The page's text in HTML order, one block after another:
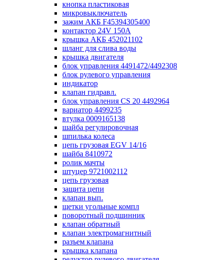
кнопка пластиковая
микровыключатель
зажим АКБ F45394305400
контактор 24V 150A
крышка АКБ 452021102
шланг для слива воды
крышка двигателя
блок управления 4491472/4492308
блок рулевого управления
индикатор
клапан гидравл.
блок управления СS 20 4492964
вариатор 4499235
втулка 0009165138
шайба регулировочная
шпилька колеса
цепь грузовая EGV 14/16
шайба 8410972
ролик мачты
штуцер 9721002112
цепь грузовая
защита цепи
клапан вып.
щетки угольные компл
поворотный подшинник
клапан обратный
клапан электромагнитный
разъем клапана
крышка клапана